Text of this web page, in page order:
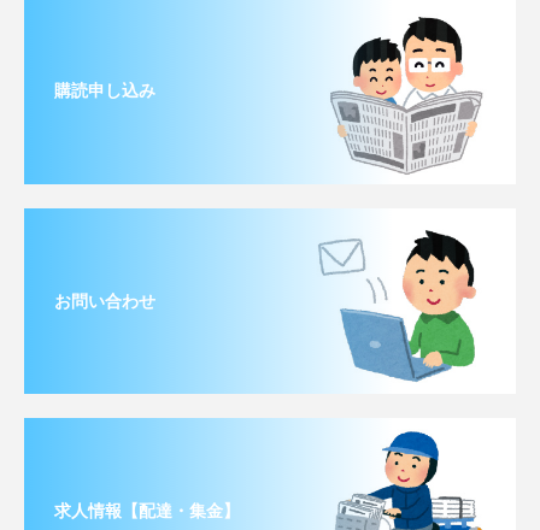
購読申し込み
お問い合わせ
求人情報【配達・集金】